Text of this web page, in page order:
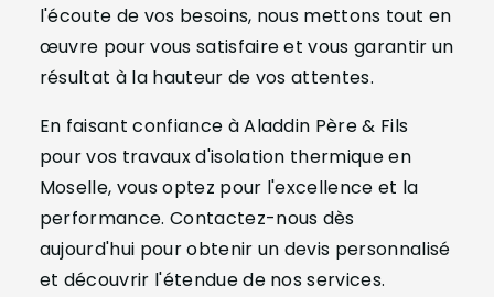
l'écoute de vos besoins, nous mettons tout en
œuvre pour vous satisfaire et vous garantir un
résultat à la hauteur de vos attentes.
En faisant confiance à Aladdin Père & Fils
pour vos travaux d'isolation thermique en
Moselle, vous optez pour l'excellence et la
performance. Contactez-nous dès
aujourd'hui pour obtenir un devis personnalisé
et découvrir l'étendue de nos services.